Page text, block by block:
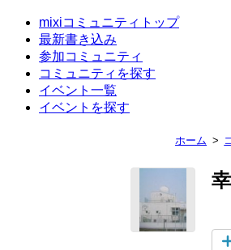
mixiコミュニティトップ
最新書き込み
参加コミュニティ
コミュニティを探す
イベント一覧
イベントを探す
ホーム